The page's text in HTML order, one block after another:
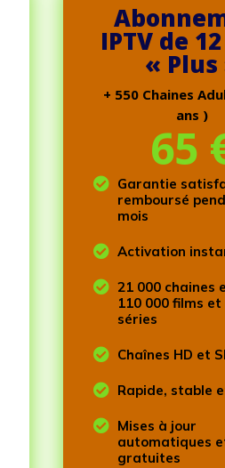
IPTV de
« Plus
+ 550 Chaines
ans )
65
 Garantie
remboursé
mois
 Activation
 21 000 chaines
110 000 films et
séries
 Chaînes HD et
 Rapide, stable
 Mises à jour
automatiques
gratuites